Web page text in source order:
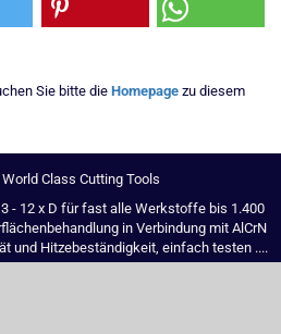
Sie bitte die Homepage zu diesem
Class Cutting Tools
- 12 x D für fast alle Werkstoffe bis 1.400
in Verbindung mit AlCrN
und Hitzebeständigkeit, einfach testen ....